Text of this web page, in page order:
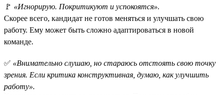
🚩 «Игнорирую. Покритикуют и успокоятся».
Скорее всего, кандидат не готов меняться и улучшать свою
работу. Ему может быть сложно адаптироваться в новой
команде.
✅ «Внимательно слушаю, но стараюсь отстоять свою точку
зрения. Если критика конструктивная, думаю, как улучшить
работу».